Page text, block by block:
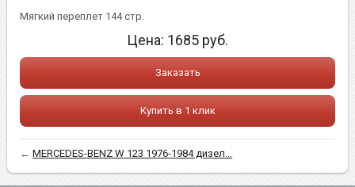
Мягкий переплет 144 стр.
Цена: 1685 руб.
Заказать
Купить в 1 клик
←MERCEDES-BENZ W 123 1976-1984 дизел...